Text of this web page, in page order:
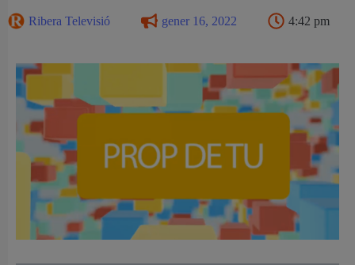
Ribera Televisió gener 16, 2022 4:42 pm